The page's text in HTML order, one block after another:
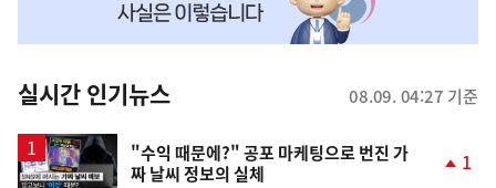
뉴
스
실시간 인기뉴스 08.09. 04:27 기준
영
상
"수익 때문에?" 공포 마케팅으로 번진 가
짜 날씨 정보의 실체
1